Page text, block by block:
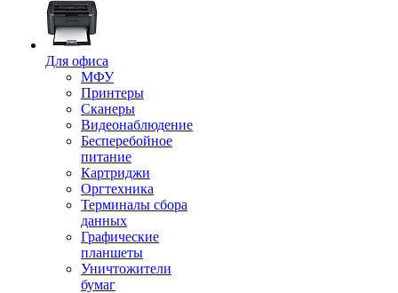
Для офиса
МФУ
Принтеры
Сканеры
Видеонаблюдение
Бесперебойное
питание
Картриджи
Оргтехника
Терминалы сбора
данных
Графические
планшеты
Уничтожители
бумаг